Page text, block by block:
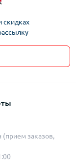
скидках
(прием заказов,